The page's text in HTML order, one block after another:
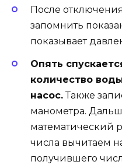
После
запомнить
показывает
Опять
количество
насос.Также
манометра.
математический
числа вычитаем
получившего